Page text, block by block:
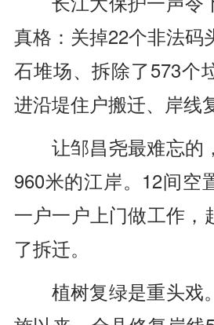
真格：关掉22个非法码
石堆场、拆除了573个
进沿堤住户搬迁、岸线
让邹昌尧最难忘的
960米的江岸。12间空
一户一户上门做工作，
了拆迁。
植树复绿是重头戏